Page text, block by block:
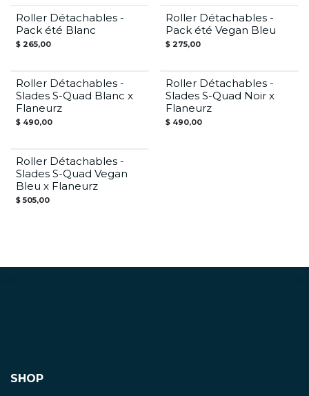
Offre Été
Roller Détachables -
Pack été Blanc
$ 265,00
Offre Été
Roller Détachables -
Pack été Vegan Bleu
$ 275,00
Roller Détachables -
Slades S-Quad Blanc x
Flaneurz
$ 490,00
Roller Détachables -
Slades S-Quad Noir x
Flaneurz
$ 490,00
Roller Détachables -
Slades S-Quad Vegan
Bleu x Flaneurz
$ 505,00
SHOP